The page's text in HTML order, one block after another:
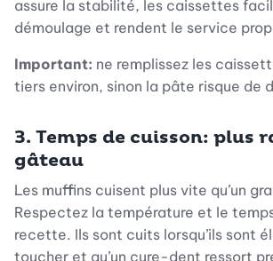
assure la stabilité, les caissettes
démoulage et rendent le service
Important: ne remplissez les
tiers environ, sinon la pâte risque de
3. Temps de cuisson: plus
gâteau
Les muffins cuisent plus vite qu’un
Respectez la température et le
recette. Ils sont cuits lorsqu’ils sont
toucher et qu’un cure-dent ressort